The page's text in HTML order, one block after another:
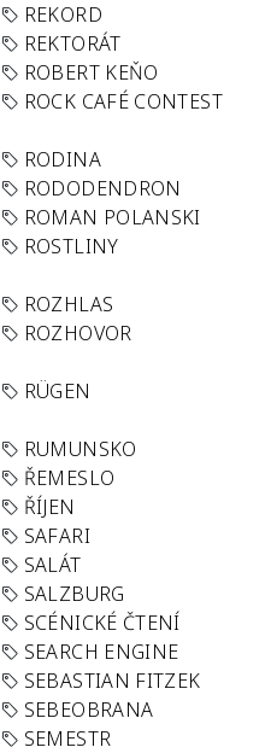
REKORD
REKTORÁT
ROBERT KEŇO
ROCK CAFÉ CONTEST
RODINA
RODODENDRON
ROMAN POLANSKI
ROSTLINY
ROZHLAS
ROZHOVOR
RÜGEN
RUMUNSKO
ŘEMESLO
ŘÍJEN
SAFARI
SALÁT
SALZBURG
SCÉNICKÉ ČTENÍ
SEARCH ENGINE
SEBASTIAN FITZEK
SEBEOBRANA
SEMESTR